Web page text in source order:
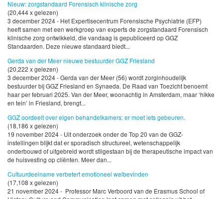
Nieuw: zorgstandaard Forensisch klinische zorg
(20,444 x gelezen)
3 december 2024 - Het Expertisecentrum Forensische Psychiatrie (EFP)
heeft samen met een werkgroep van experts de zorgstandaard Forensisch
klinische zorg ontwikkeld, die vandaag is gepubliceerd op GGZ
Standaarden. Deze nieuwe standaard biedt...
Gerda van der Meer nieuwe bestuurder GGZ Friesland
(20,222 x gelezen)
3 december 2024 - Gerda van der Meer (56) wordt zorginhoudelijk
bestuurder bij GGZ Friesland en Synaeda. De Raad van Toezicht benoemt
haar per februari 2025. Van der Meer, woonachtig in Amsterdam, maar ‘hikke
en tein’ in Friesland, brengt...
GGZ oordeelt over eigen behandelkamers: er moet iets gebeuren.
(18,186 x gelezen)
19 november 2024 - Uit onderzoek onder de Top 20 van de GGZ-
instellingen blijkt dat er sporadisch structureel, wetenschappelijk
onderbouwd of uitgebreid wordt stilgestaan bij de therapeutische impact van
de huisvesting op cliënten. Meer dan...
Cultuurdeelname verbetert emotioneel welbevinden
(17,108 x gelezen)
21 november 2024 - Professor Marc Verboord van de Erasmus School of